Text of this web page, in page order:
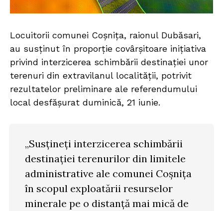
Locuitorii comunei Coșnița, raionul Dubăsari,
au susținut în proporție covârșitoare inițiativa
privind interzicerea schimbării destinației unor
terenuri din extravilanul localității, potrivit
rezultatelor preliminare ale referendumului
local desfășurat duminică, 21 iunie.
„Susțineți interzicerea schimbării
destinației terenurilor din limitele
administrative ale comunei Coșnița
în scopul exploatării resurselor
minerale pe o distanță mai mică de